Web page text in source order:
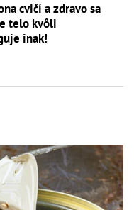
cvičí a zdravo sa
telo kvôli
inak!